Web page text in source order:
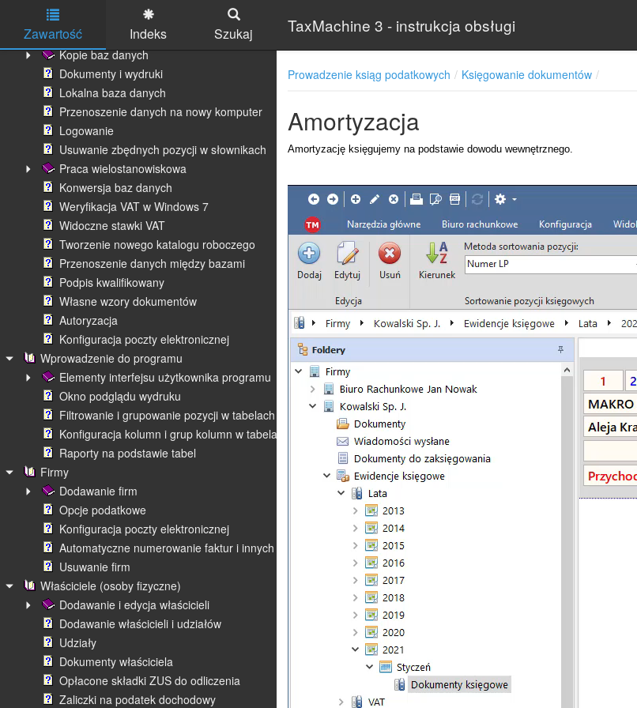
Skip to main content
TaxMachine 3 - instrukcja obsługi
Zawartość Indeks Szukaj
Konfiguracja programu
Baza danych
Kopie baz danych
Dokumenty i wydruki
Lokalna baza danych
Przenoszenie danych na nowy komputer
Logowanie
Usuwanie zbędnych pozycji w słownikach
Praca wielostanowiskowa
Konwersja baz danych
Weryfikacja VAT w Windows 7
Widoczne stawki VAT
Tworzenie nowego katalogu roboczego
Przenoszenie danych między bazami
Podpis kwalifikowany
Własne wzory dokumentów
Autoryzacja
Konfiguracja poczty elektronicznej
Wprowadzenie do programu
Elementy interfejsu użytkownika programu
Okno podglądu wydruku
Filtrowanie i grupowanie pozycji w tabelach
Konfiguracja kolumn i grup kolumn w tabelach
Raporty na podstawie tabel
Firmy
Dodawanie firm
Opcje podatkowe
Konfiguracja poczty elektronicznej
Automatyczne numerowanie faktur i innych dokumentów
Usuwanie firm
Właściciele (osoby fizyczne)
Dodawanie i edycja właścicieli
Dodawanie właścicieli i udziałów
Udziały
Dokumenty właściciela
Opłacone składki ZUS do odliczenia
Zaliczki na podatek dochodowy
Prowadzenie ksiąg podatkowych Księgowanie dokumentów
Amortyzacja
Amortyzację księgujemy na podstawie dowodu wewnętrznego.